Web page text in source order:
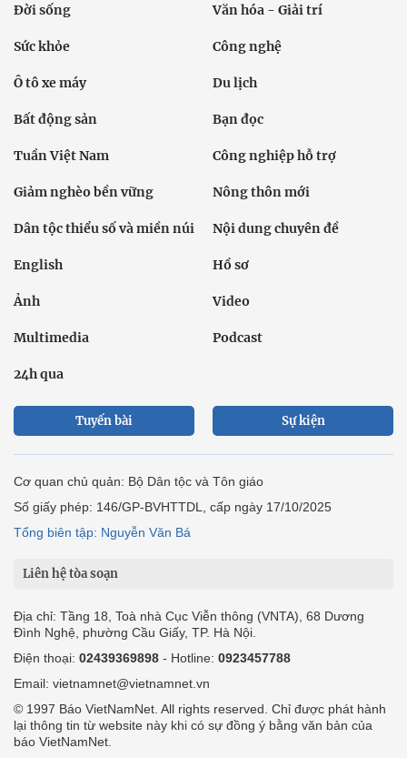
Đời sống Văn hóa - Giải trí
Sức khỏe Công nghệ
Ô tô xe máy Du lịch
Bất động sản Bạn đọc
Tuần Việt Nam Công nghiệp hỗ trợ
Giảm nghèo bền vững Nông thôn mới
Dân tộc thiểu số và miền núi Nội dung chuyên đề
English Hồ sơ
Ảnh Video
Multimedia Podcast
24h qua
Tuyến bài Sự kiện
Cơ quan chủ quản: Bộ Dân tộc và Tôn giáo
Số giấy phép: 146/GP-BVHTTDL, cấp ngày 17/10/2025
Tổng biên tập: Nguyễn Văn Bá
Liên hệ tòa soạn
Địa chỉ: Tầng 18, Toà nhà Cục Viễn thông (VNTA), 68 Dương
Đình Nghệ, phường Cầu Giấy, TP. Hà Nội.
Điện thoại: 02439369898 - Hotline: 0923457788
Email: vietnamnet@vietnamnet.vn
© 1997 Báo VietNamNet. All rights reserved. Chỉ được phát hành
lại thông tin từ website này khi có sự đồng ý bằng văn bản của
báo VietNamNet.